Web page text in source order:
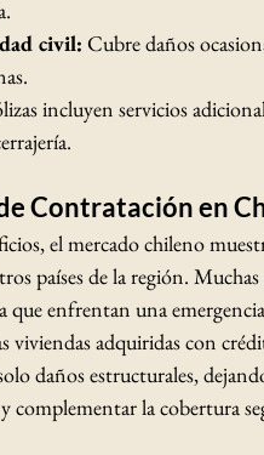
civil: Cubre daños
incluyen servicios
Contratación en
el mercado chileno
países de la región.
que enfrentan una
viviendas adquiridas con
daños estructurales,
complementar la cobertura